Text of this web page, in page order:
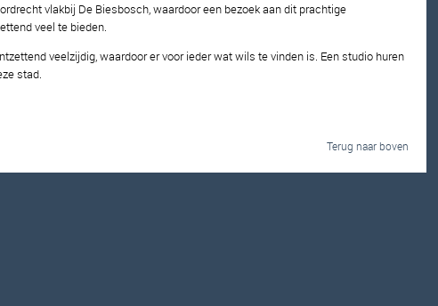
vlakbij De Biesbosch, waardoor een bezoek aan dit prachtige
veel te bieden.
veelzijdig, waardoor er voor ieder wat wils te vinden is. Een studio huren
stad.
Terug naar boven